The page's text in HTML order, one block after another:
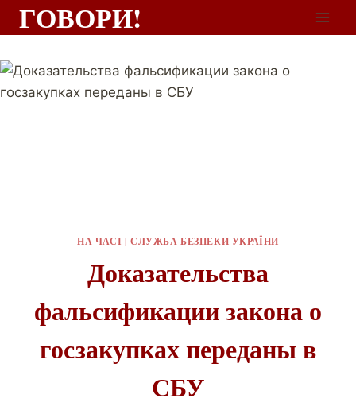
ГОВОРИ!
НА ЧАСІ | СЛУЖБА БЕЗПЕКИ УКРАЇНИ
Доказательства
фальсификации закона о
госзакупках переданы в
СБУ